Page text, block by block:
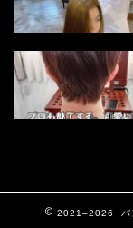
2021–2026 バ